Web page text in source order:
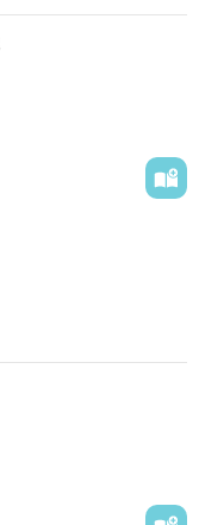
然どこかにタイムス